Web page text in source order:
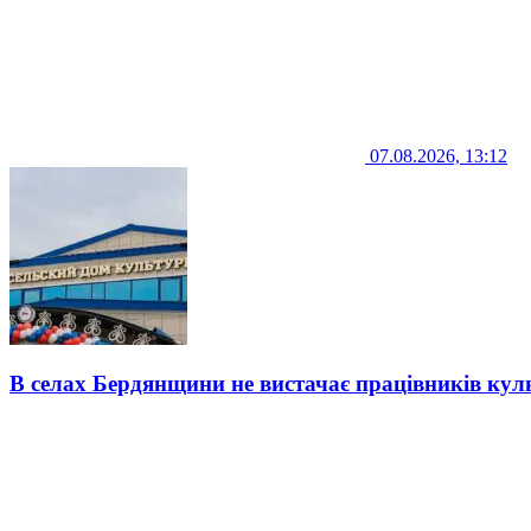
07.08.2026, 13:12
В селах Бердянщини не вистачає працівників